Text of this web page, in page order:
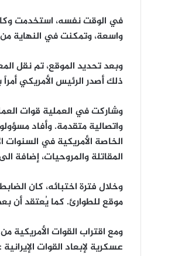
في الوقت نفسه، استخدمت
واسعة، وتمكنت في النهاية
وبعد تحديد الموقع، تم نقل
ذلك أصدر الرئيس الأمريكي أمراً
وشاركت في العملية قوات
واتصالية متقدمة. وأفاد
الخاصة الأمريكية في
المقاتلة والمروحيات، إضافة
وخلال فترة اختبائه، كان
موقع للطوارئ. كما يُعتقد أن
ومع اقتراب القوات
عسكرية لإبعاد القوات